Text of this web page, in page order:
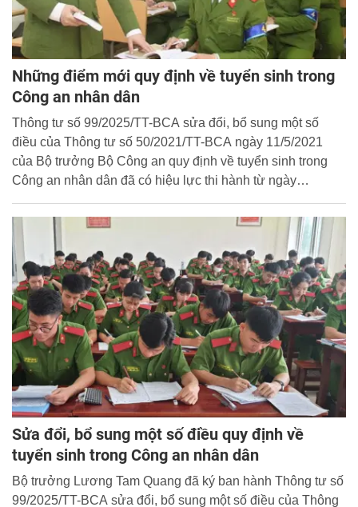
Những điểm mới quy định về tuyển sinh trong
Công an nhân dân
Thông tư số 99/2025/TT-BCA sửa đổi, bổ sung một số
điều của Thông tư số 50/2021/TT-BCA ngày 11/5/2021
của Bộ trưởng Bộ Công an quy định về tuyển sinh trong
Công an nhân dân đã có hiệu lực thi hành từ ngày
thiện quy định tuyển sinh, đặc biệt ở trình độ sau đại học.
Sửa đổi, bổ sung một số điều quy định về
tuyển sinh trong Công an nhân dân
Bộ trưởng Lương Tam Quang đã ký ban hành Thông tư số
99/2025/TT-BCA sửa đổi, bổ sung một số điều của Thông